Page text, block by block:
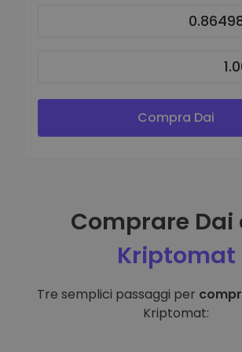
Compra Dai
Comprare Dai
Kriptomat
Tre semplici passaggi per
Kriptomat: